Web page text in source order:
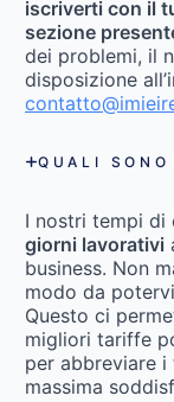
iscriverti con il
sezione
dei problemi, il
disposizione
QUALI
I nostri tempi di
giorni lavorativi
business. Non
modo da
Questo ci
migliori tariffe
per abbreviare
massima